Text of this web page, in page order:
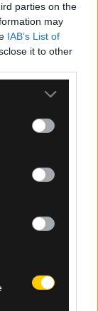
parties on the
may
IAB’s List of
it to other
more Google
may click to
tags to
below Google
γήπεδο